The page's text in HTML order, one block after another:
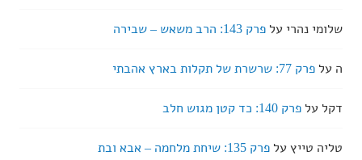
שלומי נהרי על פרק 143: הרב משאש – שבירה
ה על פרק 77: שרשרת של תקלות בארץ אהבתי
דקל על פרק 140: כד קטן מגוש חלב
טליה טייץעל פרק 135: שיחת מלחמה – אבא ובת